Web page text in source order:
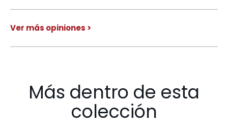
Ver más opiniones >
Más dentro de esta
colección